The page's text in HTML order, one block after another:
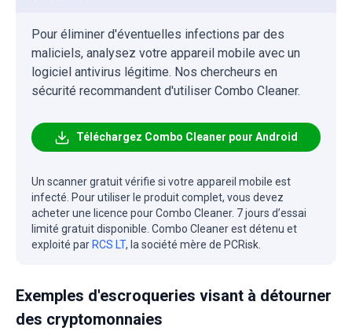
Pour éliminer d'éventuelles infections par des
maliciels, analysez votre appareil mobile avec un
logiciel antivirus légitime. Nos chercheurs en
sécurité recommandent d'utiliser Combo Cleaner.
Téléchargez Combo Cleaner pour Android
Un scanner gratuit vérifie si votre appareil mobile est
infecté. Pour utiliser le produit complet, vous devez
acheter une licence pour Combo Cleaner. 7 jours d’essai
limité gratuit disponible. Combo Cleaner est détenu et
exploité par RCS LT, la société mère de PCRisk.
Exemples d'escroqueries visant à détourner
des cryptomonnaies